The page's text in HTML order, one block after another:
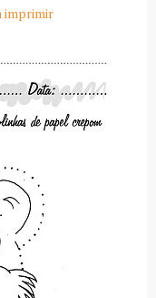
imprimir